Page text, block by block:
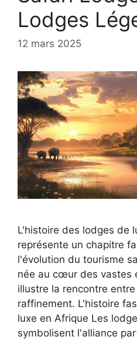
Lodges
12 mars 2025
L'histoire des lodges de
représente un chapitre
l'évolution du tourisme
née au cœur des vastes
illustre la rencontre
raffinement. L'histoire
luxe en Afrique Les
symbolisent l'alliance